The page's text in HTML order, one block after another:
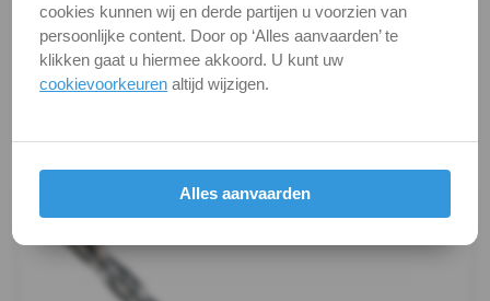
Alle maten zijn in millimeters.
Foto's van producten zijn alleen illustraties en
kunnen soms afwijken van het werkelijke object. Het
verandert niets aan hun fundamentele
Productafbeeldingen
cookies kunnen wij en derde partijen u voorzien van
persoonlijke content. Door op ‘Alles aanvaarden’ te
klikken gaat u hiermee akkoord. U kunt uw
cookievoorkeuren altijd wijzigen.
Alles aanvaarden